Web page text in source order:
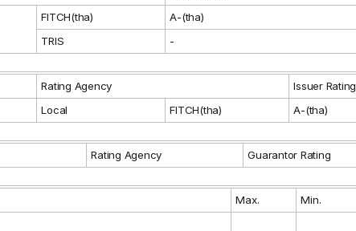
FITCH(tha) A-(tha)
TRIS
-
Rating Agency Issuer Rating
Local FITCH(tha) A-(tha)
Rating Agency Guarantor Rating
Max. Min.